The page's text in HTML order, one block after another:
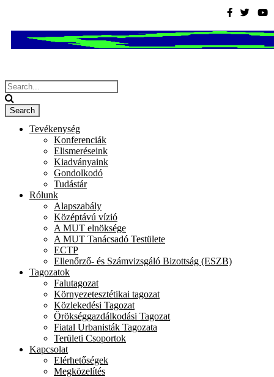
Tevékenység
Konferenciák
Elismeréseink
Kiadványaink
Gondolkodó
Tudástár
Rólunk
Alapszabály
Középtávú vízió
A MUT elnöksége
A MUT Tanácsadó Testülete
ECTP
Ellenőrző- és Számvizsgáló Bizottság (ESZB)
Tagozatok
Falutagozat
Környezetesztétikai tagozat
Közlekedési Tagozat
Örökséggazdálkodási Tagozat
Fiatal Urbanisták Tagozata
Területi Csoportok
Kapcsolat
Elérhetőségek
Megközelítés